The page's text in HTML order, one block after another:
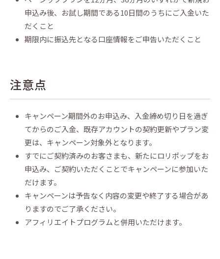
申込み後、お試し期間である10日間のうちにご入金いた
だくこと
期限内に振込先となる口座情報をご申告いただくこと
注意点
キャンペーン期間外のお申込み、入金締め切り日を過ぎ
てからのご入金、既存アカウントの契約更新やプラン変
更は、キャンペーン対象外となります。
すでにご契約済みのお客さまも、新たにロリポップをお
申込み、ご契約いただくことでキャンペーンに参加いた
だけます。
キャンペーンは予告なく内容の変更や終了する場合があ
りますのでご了承ください。
アフィリエイトプログラムと併用いただけます。